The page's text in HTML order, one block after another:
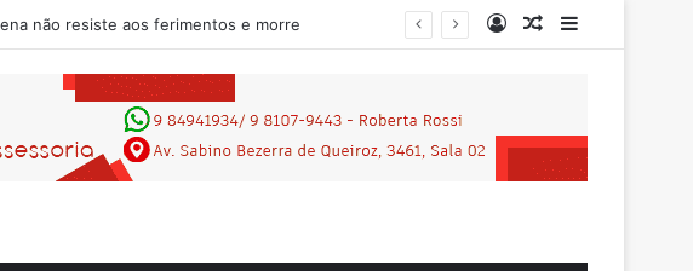
Regional de Vilhena EntrarArtigo aleatório